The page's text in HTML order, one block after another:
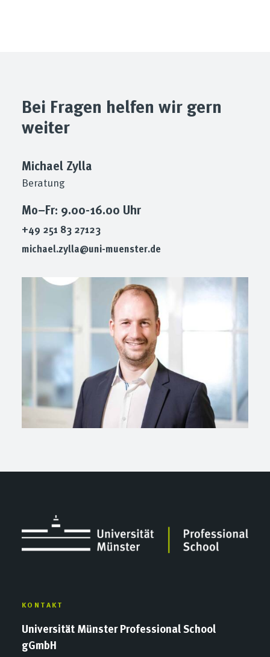
Bei Fragen helfen wir gern
weiter
Michael Zylla
Beratung
Mo–Fr: 9.00-16.00 Uhr
+49 251 83 27123
michael.zylla@uni-muenster.de
KONTAKT
Universität Münster Professional School
gGmbH